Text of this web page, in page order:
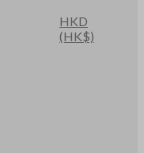
HKD
(HK$)